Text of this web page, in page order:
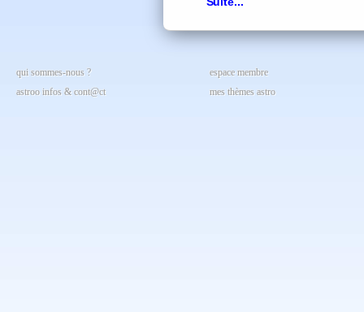
qui sommes-nous ?
astroo infos & cont@ct
espace membre
mes thèmes astro